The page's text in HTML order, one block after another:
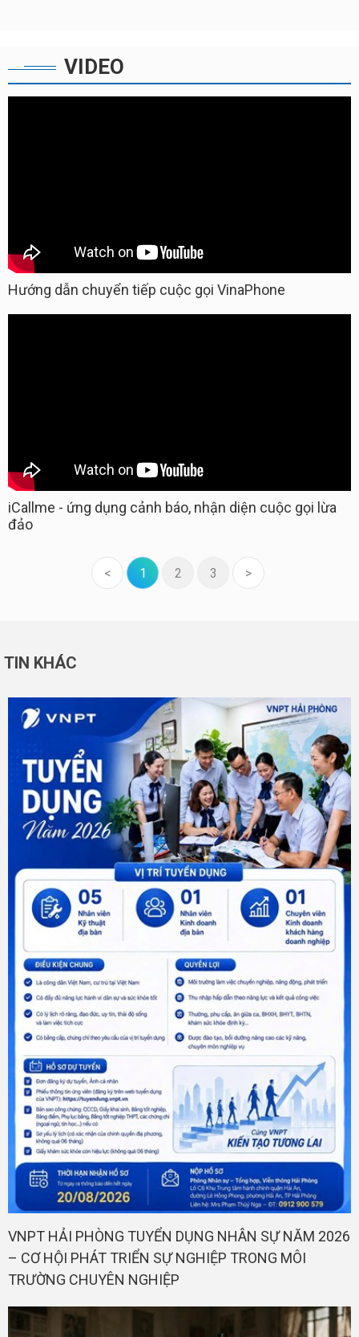
VIDEO
Hướng dẫn chuyển tiếp cuộc gọi VinaPhone
iCallme - ứng dụng cảnh báo, nhận diện cuộc gọi lừa
đảo
< 1 2 3 >
TIN KHÁC
VNPT HẢI PHÒNG TUYỂN DỤNG NHÂN SỰ NĂM 2026
– CƠ HỘI PHÁT TRIỂN SỰ NGHIỆP TRONG MÔI
TRƯỜNG CHUYÊN NGHIỆP